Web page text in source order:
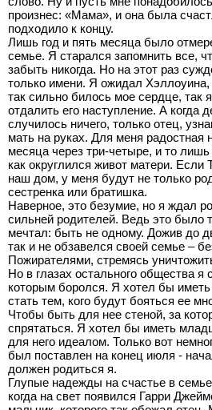
произнес: «Мама», и она была
подходило к концу.
Лишь год и пять месяца было
семье. Я старался запомнить все,
забыть никогда. Но на этот раз
только имени. Я ожидал
так сильно билось мое сердце, так
отдалить его наступление. А когда
случилось ничего, только отец,
мать на руках. Для меня радостная
месяца через три-четыре, и то лишь
как округлился живот матери.
наш дом, у меня будут не только
сестренка или братишка.
Наверное, это безумие, но я ждал
сильней родителей. Ведь это было
мечтал: быть не одному. Дожив до
так и не обзавелся своей семье –
Пожирателями, стремясь
Но в глазах остального общества я
которым боролся. Я хотел бы
стать тем, кого будут бояться ее
Чтобы быть для нее стеной, за
спрятаться. Я хотел бы иметь
для него идеалом. Только вот
был поставлен на конец июля -
должен родиться я.
Глупые надежды на счастье в
когда на свет появился Гарри